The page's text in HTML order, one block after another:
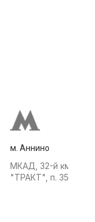
м. Аннино
МКАД, 32-й км, АТК
"ТРАКТ", п. 35